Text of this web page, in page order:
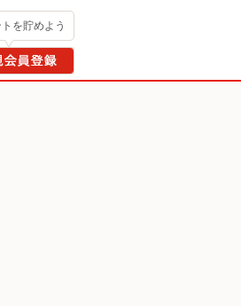
を貯めよう